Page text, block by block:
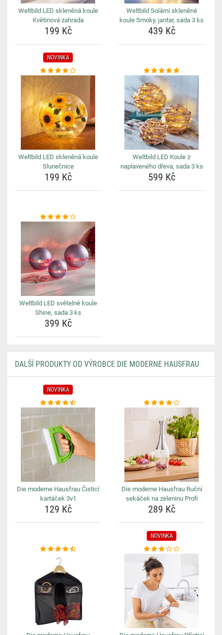
Weltbild LED skleněná koule
Květinová zahrada
199 Kč
Weltbild Solární skleněné
koule Smoky, jantar, sada 3 ks
439 Kč
NOVINKA
Weltbild LED skleněná koule
Slunečnice
199 Kč
Weltbild LED Koule z
naplaveného dřeva, sada 3 ks
599 Kč
Weltbild LED světelné koule
Shine, sada 3 ks
399 Kč
DALŠÍ PRODUKTY OD VÝROBCE DIE MODERNE HAUSFRAU
NOVINKA
Die moderne Hausfrau Čisticí
kartáček 3v1
129 Kč
Die moderne Hausfrau Ruční
sekáček na zeleninu Profi
289 Kč
NOVINKA